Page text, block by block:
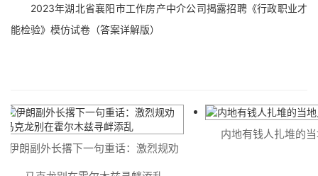
2023年湖北省襄阳市工作房产中介公司揭露招聘《行政职业才
能检验》模仿试卷（答案详解版）
伊朗副外长撂下一句重话：激烈规劝
内地有钱人扎堆的当